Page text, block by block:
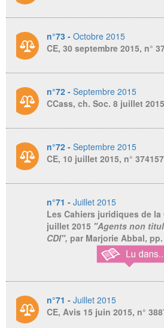
n°73 - Octobre 2015
CE, 30 septembre 2015, n°
n°72 - Septembre 2015
CCass, ch. Soc. 8 juillet
n°72 - Septembre 2015
CE, 10 juillet 2015, n° 374157
n°71 - Juillet 2015
Les Cahiers juridiques de la
juillet 2015 "Agents non
CDI", par Marjorie Abbal, pp.
n°71 - Juillet 2015
CE, Avis 15 juin 2015, n°